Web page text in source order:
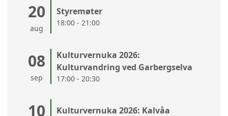
20
aug
Styremøter
18:00 - 21:00
08
sep
Kulturvernuka 2026:
Kulturvandring ved Garbergselva
17:00 - 20:30
10 Kulturvernuka 2026: Kalvåa